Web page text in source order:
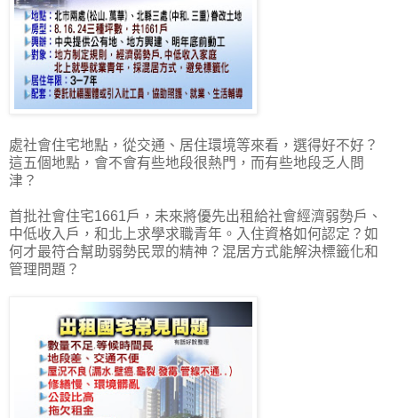
處社會住宅地點，從交通、居住環境等來看，選得好不好？
這五個地點，會不會有些地段很熱門，而有些地段乏人問
津？
首批社會住宅1661戶，未來將優先出租給社會經濟弱勢戶、
中低收入戶，和北上求學求職青年。入住資格如何認定？如
何才最符合幫助弱勢民眾的精神？混居方式能解決標籤化和
管理問題？